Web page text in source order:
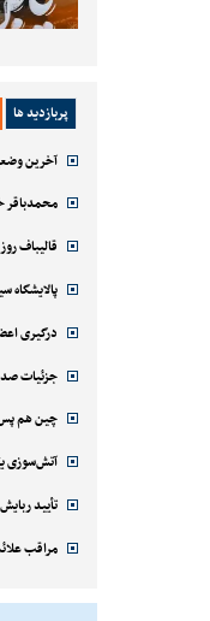
پربازدید ها
آخرین
محمدباقر
قالیباف
درگیری
جزئیات
چین هم پس
آتش‌سوزی
تأیید
مراقب